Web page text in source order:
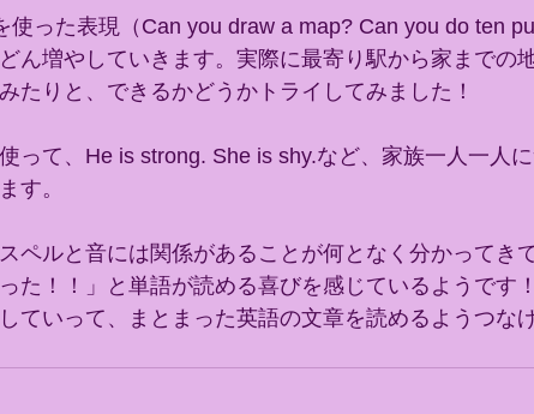
った表現（Can you draw a map? Can you do ten
ん増やしていきます。実際に最寄り駅から家までの
たりと、できるかどうかトライしてみました！
って、He is strong. She is shy.など、家族一人一人
す。
ペルと音には関係があることが何となく分かってき
た！！」と単語が読める喜びを感じているようです！
ていって、まとまった英語の文章を読めるようつな